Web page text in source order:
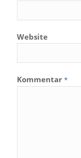
Website
Kommentar *